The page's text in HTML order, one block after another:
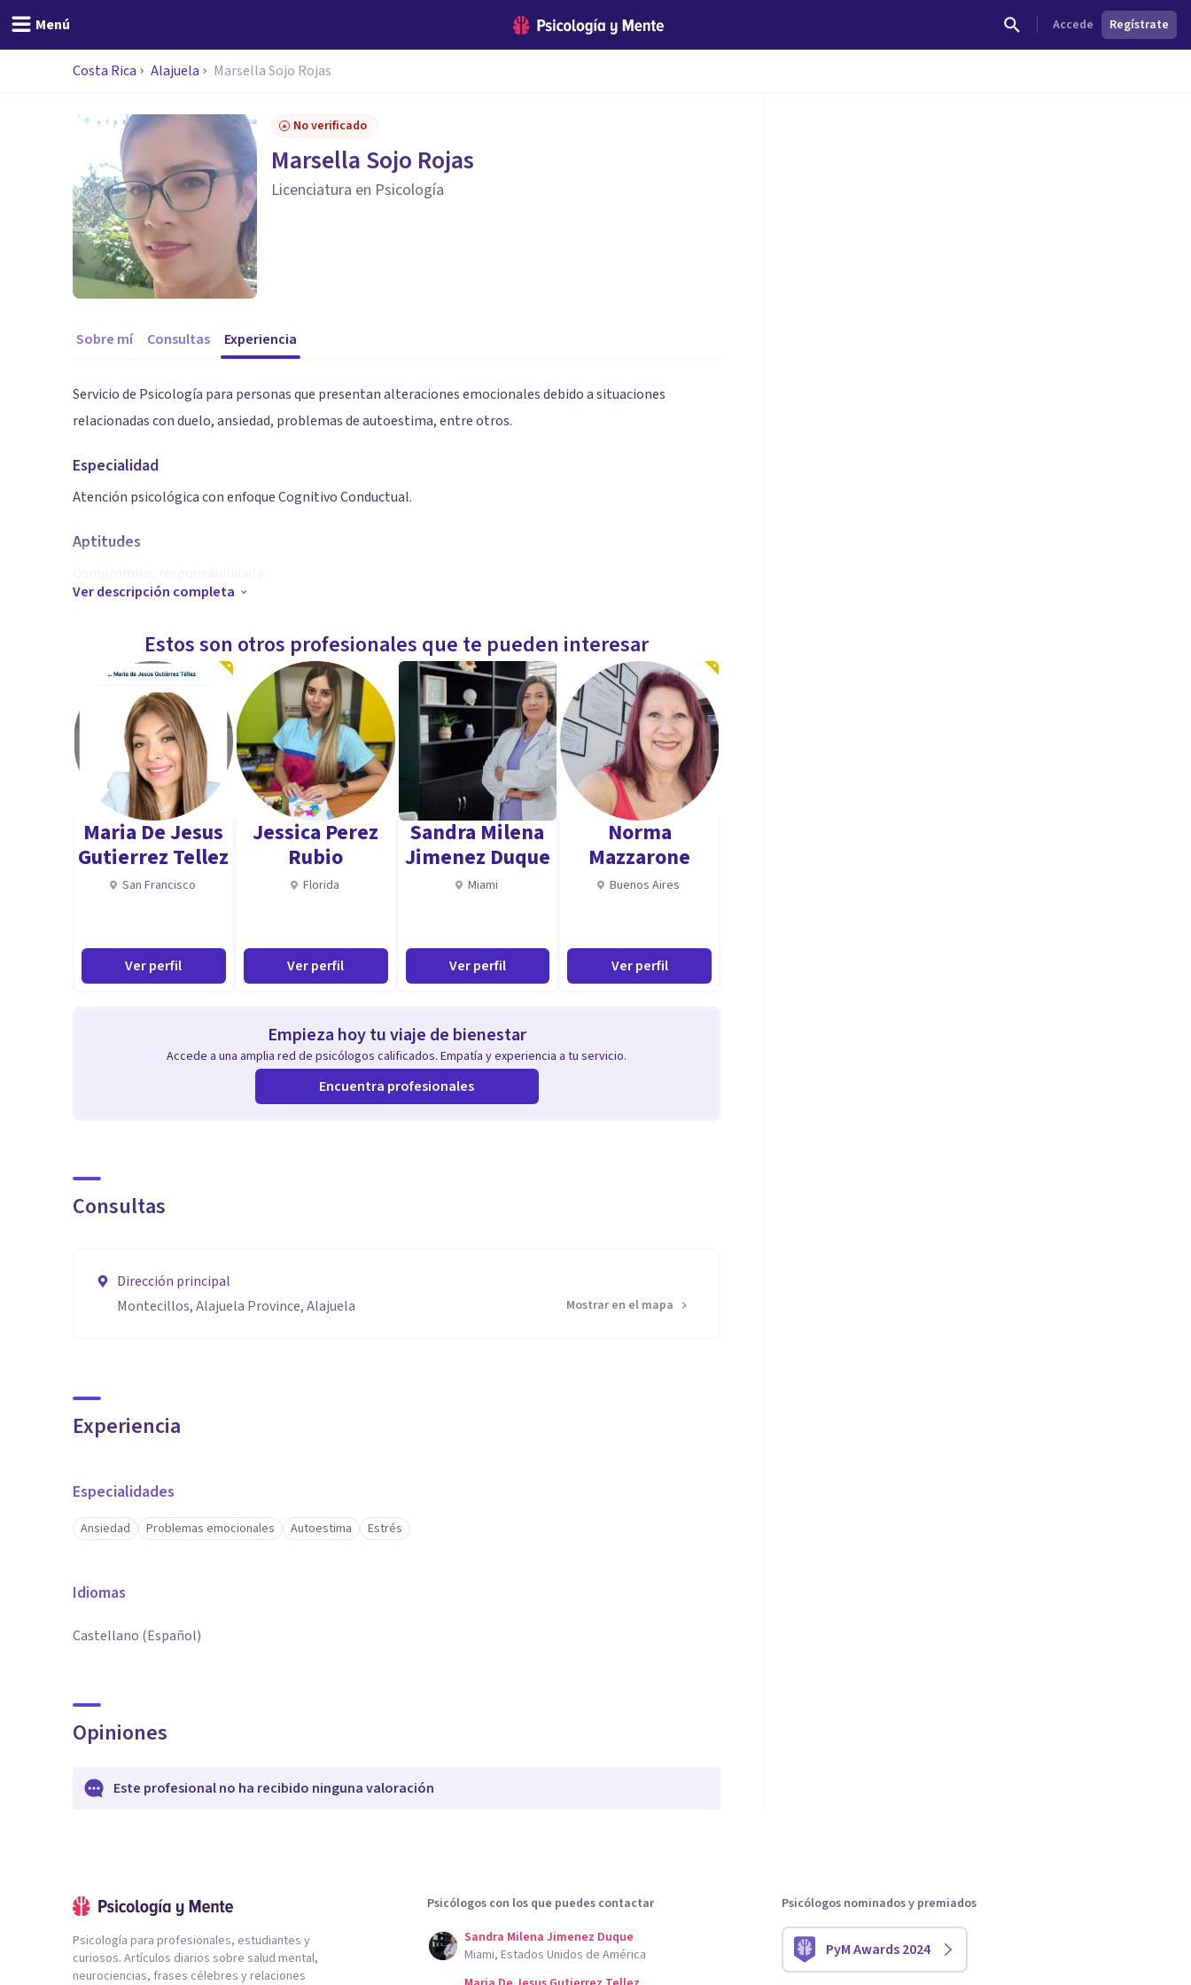
Menú Accede Regístrate
Costa Rica Alajuela Marsella Sojo Rojas
No verificado
Marsella Sojo Rojas
Licenciatura en Psicología
Sobre mí Consultas Experiencia
Servicio de Psicología para personas que presentan alteraciones emocionales debido a situaciones
relacionadas con duelo, ansiedad, problemas de autoestima, entre otros.
Especialidad
Atención psicológica con enfoque Cognitivo Conductual.
Aptitudes
profesionalismo.
Ver descripción completa
Estos son otros profesionales que te pueden interesar
Maria De Jesus
Gutierrez Tellez
San Francisco
Ver perfil
Jessica Perez
Rubio
Florida
Ver perfil
Sandra Milena
Jimenez Duque
Miami
Ver perfil
Norma
Mazzarone
Buenos Aires
Ver perfil
Empieza hoy tu viaje de bienestar
Accede a una amplia red de psicólogos calificados. Empatía y experiencia a tu servicio.
Encuentra profesionales
Consultas
Dirección principal
Montecillos, Alajuela Province, Alajuela
Mostrar en el mapa
Experiencia
Especialidades
Ansiedad Problemas emocionales Autoestima Estrés
Idiomas
Castellano (Español)
Opiniones
Este profesional no ha recibido ninguna valoración
Psicología para profesionales, estudiantes y
curiosos. Artículos diarios sobre salud mental,
neurociencias, frases célebres y relaciones
Psicólogos con los que puedes contactar
Sandra Milena Jimenez Duque
Miami, Estados Unidos de América
Psicólogos nominados y premiados
PyM Awards 2024